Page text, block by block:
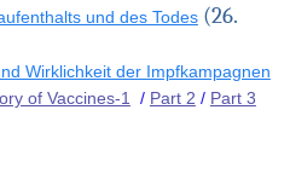
und des Todes(26.
Wirklichkeit der Impfkampagnen
of Vaccines-1
/ Part 2 / Part 3